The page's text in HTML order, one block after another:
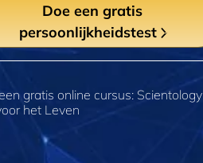
Doe een gratis
persoonlijkheidstest
gratis online cursus: Scientology
het Leven